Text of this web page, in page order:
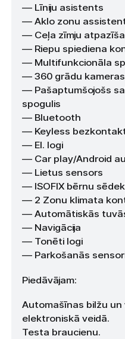
— Līniju asistents
— Aklo zonu
— Ceļa zīmju
— Riepu spiediena
— Multifunkcionāla
— 360 grādu kameras
— Pašaptumšojošs
spogulis
— Bluetooth
— Keyless
— El. logi
— Car play/Android
— Lietus sensors
— ISOFIX bērnu
— 2 Zonu klimata
— Automātiskās
— Navigācija
— Tonēti logi
— Parkošanās
Piedāvājam:
Automašīnas bilžu
elektroniskā veidā.
Testa braucienu.